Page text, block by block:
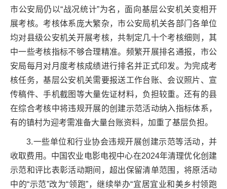
市公安局仍以“战况统计”为名，面向基层公安机关变相开
展考核。考核体系庞大繁杂，市公安局机关各部门各单位
均对县级公安机关开展考核，共制定几十个考核细则，其
中一些考核指标不够合理精准。频繁开展排名通报，市公
安局每月对月度考核成绩进行排名并正式印发。为完成考
核任务，基层公安机关需要报送工作台账、会议照片、宣
传稿件、手机截图等大量佐证材料，负担较重。还有的县
在综合考核中将违规开展的创建示范活动纳入指标体系，
有的镇村为迎考需准备大量台账资料，加重了基层负担。
3.一些单位和行业协会违规开展创建示范等活动，并
收取费用。中国农业电影电视中心在2024年清理优化创建
示范和评比表彰活动期间，超出保留清单范围，将原活动
中的“示范”改为“领跑”，继续举办“宜居宜业和美乡村领跑